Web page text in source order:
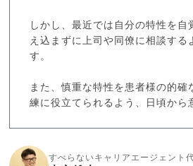
しかし、最近では自分の特性を自
え込まずに上司や同僚に相談する
す。
また、慎重な特性を患者様の的確
練に役立てられるよう、日頃から
すべらないキャリアエージェント